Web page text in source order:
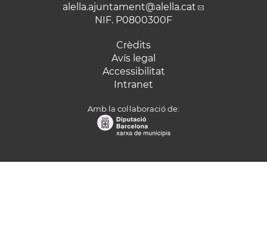
alella.ajuntament@alella.cat
NIF. P0800300F
Crèdits
Avís legal
Accessibilitat
Intranet
Amb la col·laboració de: